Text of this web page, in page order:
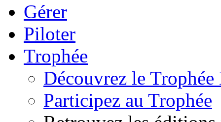
Gérer
Piloter
Trophée
Découvrez le
Participez au Trophée